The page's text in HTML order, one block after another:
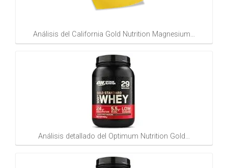
Análisis del California Gold Nutrition Magnesium…
Análisis detallado del Optimum Nutrition Gold…